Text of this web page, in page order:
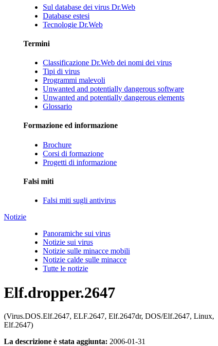
Sul database dei virus Dr.Web
Database estesi
Tecnologie Dr.Web
Termini
Classificazione Dr.Web dei nomi dei virus
Tipi di virus
Programmi malevoli
Unwanted and potentially dangerous software
Unwanted and potentially dangerous elements
Glossario
Formazione ed informazione
Brochure
Corsi di formazione
Progetti di informazione
Falsi miti
Falsi miti sugli antivirus
Notizie
Panoramiche sui virus
Notizie sui virus
Notizie sulle minacce mobili
Notizie calde sulle minacce
Tutte le notizie
Elf.dropper.2647
(Virus.DOS.Elf.2647, ELF.2647, Elf.2647dr, DOS/Elf.2647, Linux,
Elf.2647)
La descrizione è stata aggiunta: 2006-01-31